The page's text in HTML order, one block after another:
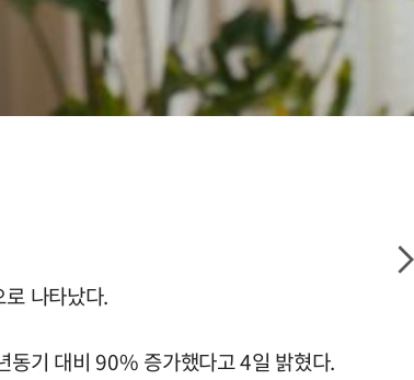
나타났다.
동기 대비 90% 증가했다고 4일 밝혔다.